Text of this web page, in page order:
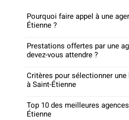
Pourquoi faire appel à une
Étienne ?
Prestations offertes par une
devez-vous attendre ?
Critères pour sélectionner une
à Saint-Étienne
Top 10 des meilleures
Étienne